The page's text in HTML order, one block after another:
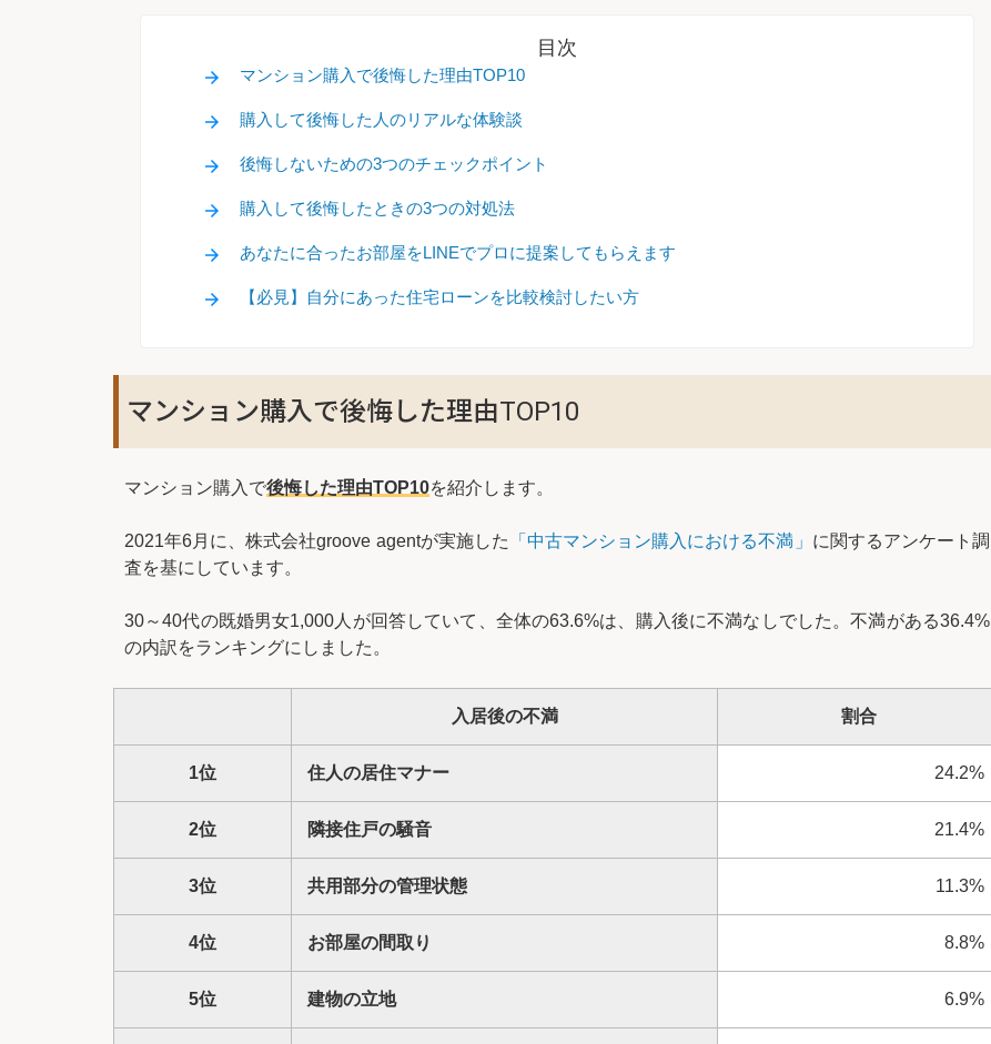
目次
マンション購入で後悔した理由TOP10
購入して後悔した人のリアルな体験談
後悔しないための3つのチェックポイント
購入して後悔したときの3つの対処法
あなたに合ったお部屋をLINEでプロに提案してもらえます
【必見】自分にあった住宅ローンを比較検討したい方
マンション購入で後悔した理由TOP10
マンション購入で後悔した理由TOP10を紹介します。
2021年6月に、株式会社groove agentが実施した 「中古マンション購入における不満」 に関するアンケート調
査を基にしています。
30～40代の既婚男女1,000人が回答していて、全体の63.6%は、購入後に不満なしでした。不満がある36.4%
の内訳をランキングにしました。
入居後の不満 割合
1位 住人の居住マナー 24.2%
2位 隣接住戸の騒音 21.4%
3位 共用部分の管理状態 11.3%
4位 お部屋の間取り 8.8%
5位 建物の立地 6.9%